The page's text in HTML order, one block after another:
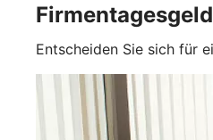
Firmentagesgeld
Entscheiden Sie sich für